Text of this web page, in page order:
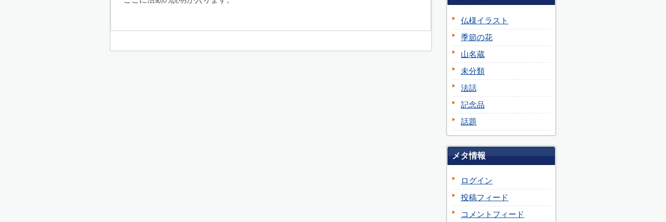
仏様イラスト
季節の花
山名蔵
未分類
法話
記念品
話題
メタ情報
ログイン
投稿フィード
コメントフィード